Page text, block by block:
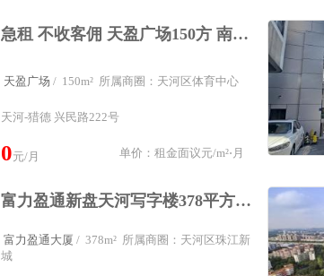
急租 不收客佣 天盈广场150方 南向望江看广州塔 业主直租
天盈广场 / 150m² 所属商圈：天河区体育中心
天河-猎德 兴民路222号
0元/月 单价：租金面议元/m²⋅月
富力盈通新盘天河写字楼378平方特价房源精装修5隔间可配家具
富力盈通大厦 / 378m² 所属商圈：天河区珠江新
城